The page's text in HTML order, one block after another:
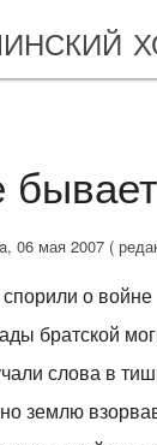
06 мая 2007 (
о войне
братской
слова в
землю